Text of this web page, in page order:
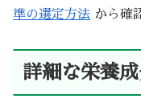
準の選定方法 から確
詳細な栄養